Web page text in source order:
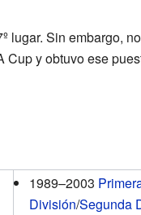
lugar. Sin embargo,
Cup y obtuvo ese
1989–2003
División/Segunda